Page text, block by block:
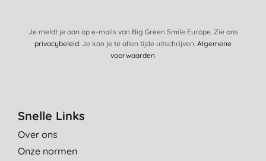
Je meldt je aan op e-mails van Big Green Smile Europe. Zie ons
privacybeleid. Je kan je te allen tijde uitschrijven. Algemene
voorwaarden.
Snelle Links
Over ons
Onze normen